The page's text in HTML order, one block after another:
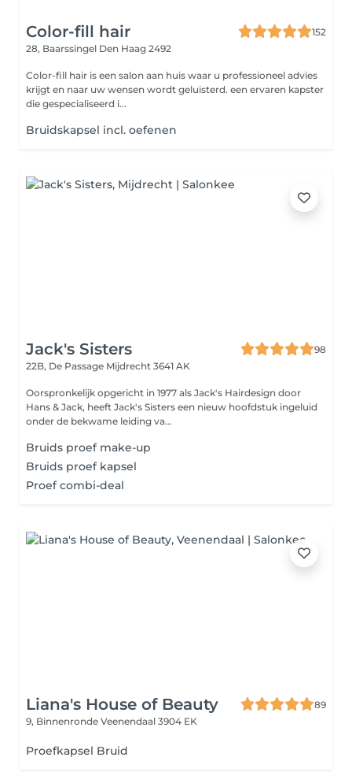
Color-fill hair
152
28, Baarssingel Den Haag 2492
Color-fill hair is een salon aan huis waar u professioneel advies
krijgt en naar uw wensen wordt geluisterd. een ervaren kapster
die gespecialiseerd i...
Bruidskapsel incl. oefenen
Jack's Sisters
98
22B, De Passage Mijdrecht 3641 AK
Oorspronkelijk opgericht in 1977 als Jack's Hairdesign door
Hans & Jack, heeft Jack's Sisters een nieuw hoofdstuk ingeluid
onder de bekwame leiding va...
Bruids proef make-up
Bruids proef kapsel
Proef combi-deal
Liana's House of Beauty
89
9, Binnenronde Veenendaal 3904 EK
Proefkapsel Bruid